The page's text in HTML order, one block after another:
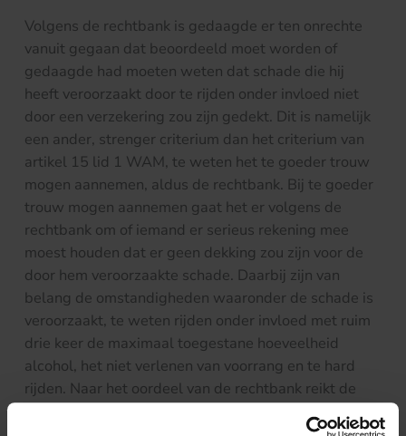
Volgens de rechtbank is gedaagde er ten onrechte
vanuit gegaan dat beoordeeld moet worden of
gedaagde had moeten weten dat schade die hij
heeft veroorzaakt door te rijden onder invloed niet
door een verzekering zou zijn gedekt. Dit is namelijk
een ander, strenger criterium dan het criterium van
artikel 15 lid 1 WAM, te weten het te goeder trouw
mogen aannemen, aldus de rechtbank. Bij te goeder
trouw mogen aannemen gaat het er volgens de
rechtbank om of iemand er serieus rekening mee
moest houden dat er geen dekking zou zijn voor de
door hem veroorzaakte schade. Daarbij zijn van
belang de omstandigheden waaronder de schade is
veroorzaakt, te weten rijden onder invloed met ruim
drie keer de maximaal toegestane hoeveelheid
alcohol, het niet verlenen van voorrang en te hard
rijden. Naar het oordeel van de rechtbank reikt de
bescherming van de goede trouw niet zover dat